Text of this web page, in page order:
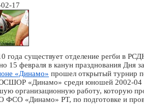
17
года существует отделение регби в
15 февраля в канун празднования Дня
«Динамо» прошел открытый турнир
«Динамо» среди юношей 2002-04
организационную работу, которую
ФСО «Динамо» РТ, по подготовке и